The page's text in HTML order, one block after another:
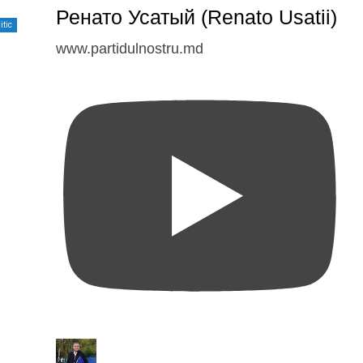
Ренато Усатый (Renato Usatii)
www.partidulnostru.md